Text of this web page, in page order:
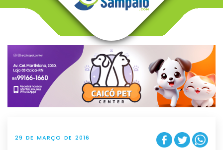
v
g
t
i
o
n
29 DE MARÇO DE 2016